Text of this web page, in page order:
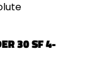
30 SF 4-